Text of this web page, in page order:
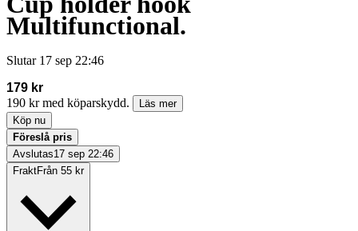
Multifunctional.
Slutar 17 sep 22:46
179 kr
190 kr med köparskydd.
Läs mer
Köp nu
Föreslå pris
Avslutas17 sep 22:46
FraktFrån 55 kr